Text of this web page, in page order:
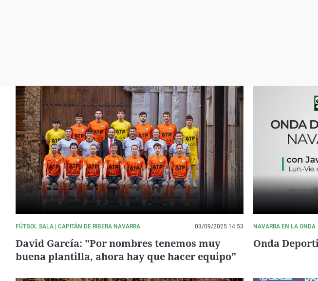
FÚTBOL SALA | CAPITÁN DE RIBERA NAVARRA 03/09/2025 14:53
David García: "Por nombres tenemos muy
buena plantilla, ahora hay que hacer equipo"
NAVARRA EN LA ONDA
Onda